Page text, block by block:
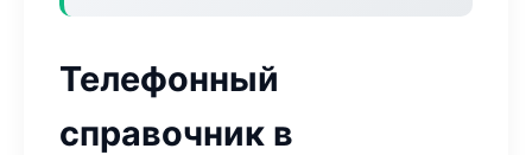
Телефонный
справочник в